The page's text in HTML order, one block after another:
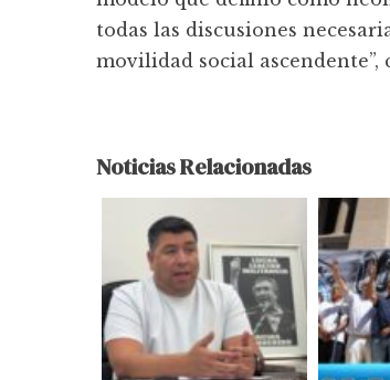
todas las discusiones
movilidad social ascendente”,
Noticias Relacionadas